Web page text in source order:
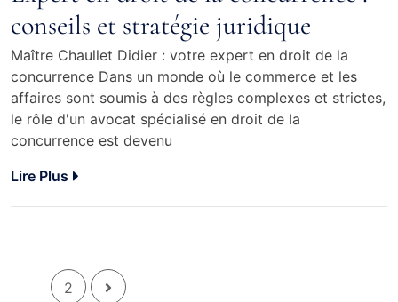
conseils et stratégie juridique
Maître Chaullet Didier : votre expert en droit de la
concurrence Dans un monde où le commerce et les
affaires sont soumis à des règles complexes et strictes,
le rôle d'un avocat spécialisé en droit de la
concurrence est devenu
Lire Plus
2